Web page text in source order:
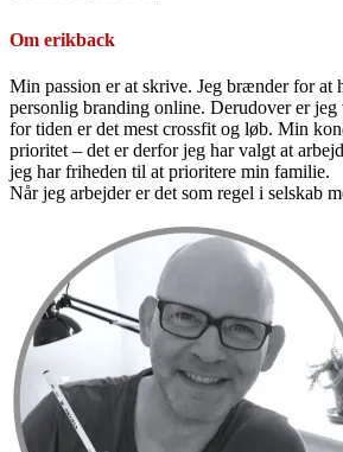
Om erikback
Min passion er at skrive. Jeg brænder for at
personlig branding online. Derudover er
for tiden er det mest crossfit og løb. Min
prioritet – det er derfor jeg har valgt at
jeg har friheden til at prioritere min familie.
Når jeg arbejder er det som regel i selskab
Sidebar